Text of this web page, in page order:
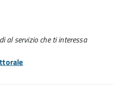
al servizio che ti interessa